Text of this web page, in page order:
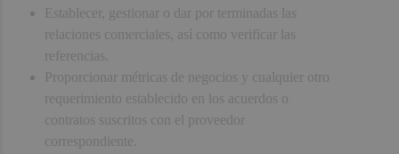
Establecer, gestionar o dar por terminadas las
relaciones comerciales, así como verificar las
referencias.
Proporcionar métricas de negocios y cualquier otro
requerimiento establecido en los acuerdos o
contratos suscritos con el proveedor
correspondiente.